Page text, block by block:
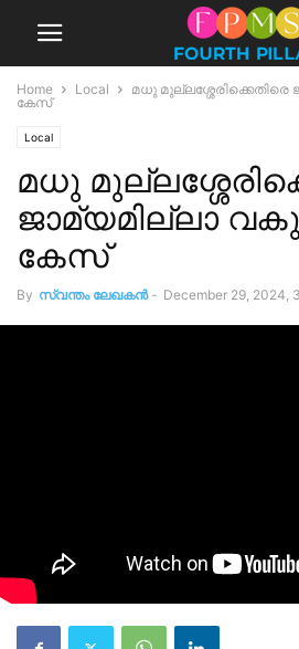
Home Local
മധു
കേസ്
Local
മധു
ജാമ്യമില്ലാ
കേസ്
By സ്വന്തം ലേഖകന്‍ - December 29, 2024,